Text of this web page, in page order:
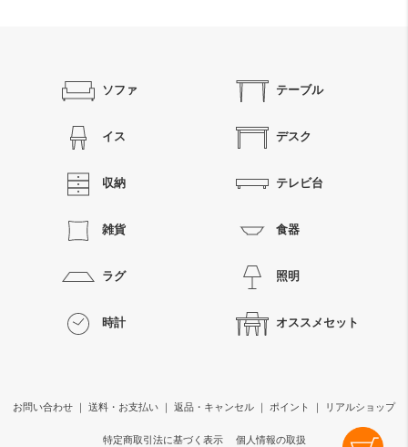
ソファ テーブル
イス デスク
収納 テレビ台
雑貨 食器
ラグ 照明
時計 オススメセット
お問い合わせ ｜ 送料・お支払い ｜ 返品・キャンセル ｜ ポイント ｜ リアルショップ
特定商取引法に基づく表示 個人情報の取扱